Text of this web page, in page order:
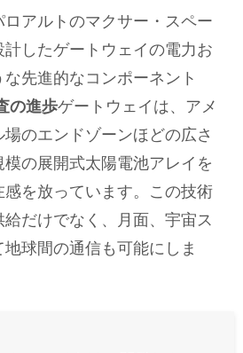
ロアルトのマクサー・スペー
したゲートウェイの電力お
先進的なコンポーネント
の進歩ゲートウェイは、アメ
場のエンドゾーンほどの広さ
の展開式太陽電池アレイを
を放っています。この技術
だけでなく、月面、宇宙ス
球間の通信も可能にしま